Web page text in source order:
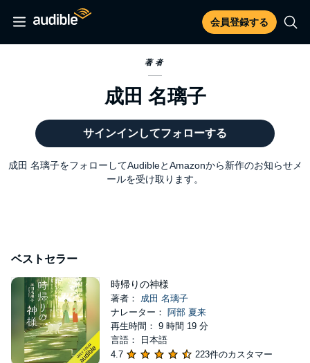
会員登録する
著者
成田 名璃子
サインインしてフォローする
成田 名璃子をフォローしてAudibleとAmazonから新作のお知らせメ
ールを受け取ります。
ベストセラー
時帰りの神様
著者： 成田 名璃子
ナレーター： 阿部 夏来
再生時間： 9 時間 19 分
言語： 日本語
4.7
223件のカスタマー